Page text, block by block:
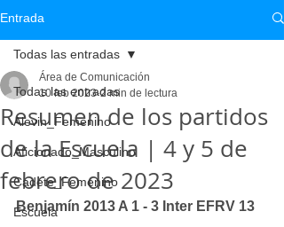
Entrada
Todas las entradas
Alevin_Femenino
Aficionado_Masculino
Cadete_Femenino
Escuela
Todas las entradas
Resumen de los partidos
de la Escuela | 4 y 5 de
febrero de 2023
Área de Comunicación
10 feb 2023 2 min de lectura
Benjamín 2013 A 1 - 3 Inter EFRV 13